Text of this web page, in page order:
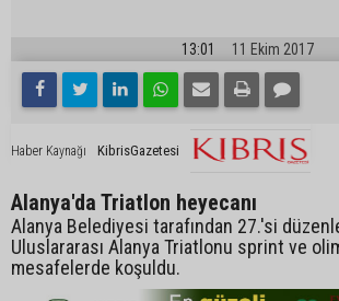
13:01 11 Ekim 2017
Haber Kaynağı KibrisGazetesi
Alanya'da Triatlon heyecanı
Alanya Belediyesi tarafından 27.'si
Uluslararası Alanya Triatlonu sprint ve
mesafelerde koşuldu.